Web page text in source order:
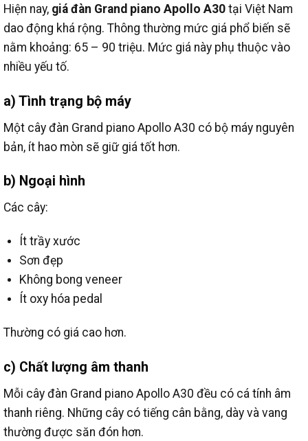
Hiện nay, giá đàn Grand piano Apollo A30 tại Việt Nam
dao động khá rộng. Thông thường mức giá phổ biến sẽ
nằm khoảng: 65 – 90 triệu. Mức giá này phụ thuộc vào
nhiều yếu tố.
a) Tình trạng bộ máy
Một cây đàn Grand piano Apollo A30 có bộ máy nguyên
bản, ít hao mòn sẽ giữ giá tốt hơn.
b) Ngoại hình
Các cây:
Ít trầy xước
Sơn đẹp
Không bong veneer
Ít oxy hóa pedal
Thường có giá cao hơn.
c) Chất lượng âm thanh
Mỗi cây đàn Grand piano Apollo A30 đều có cá tính âm
thanh riêng. Những cây có tiếng cân bằng, dày và vang
thường được săn đón hơn.